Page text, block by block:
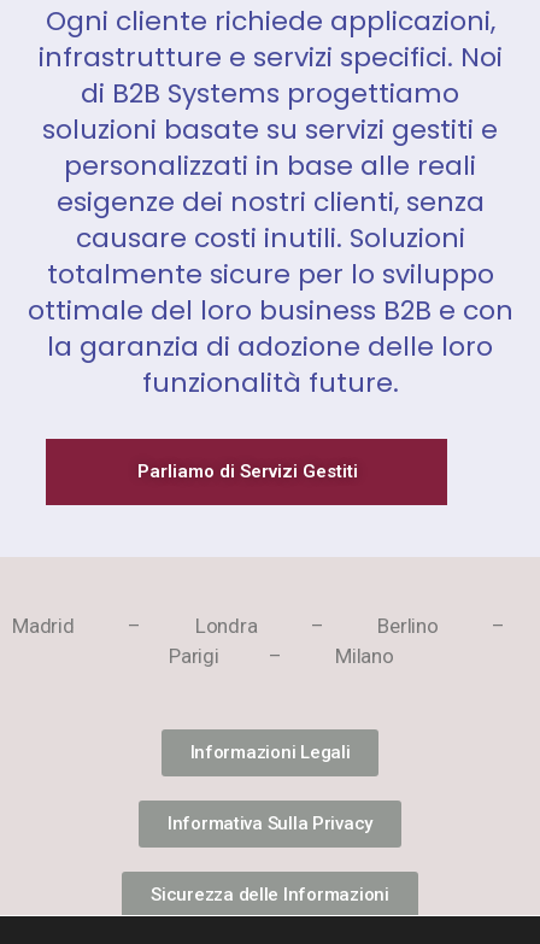
Ogni cliente richiede applicazioni,
infrastrutture e servizi specifici. Noi
di B2B Systems progettiamo
soluzioni basate su servizi gestiti e
personalizzati in base alle reali
esigenze dei nostri clienti, senza
causare costi inutili. Soluzioni
totalmente sicure per lo sviluppo
ottimale del loro business B2B e con
la garanzia di adozione delle loro
funzionalità future.
Parliamo di Servizi Gestiti
Madrid – Londra – Berlino –
Parigi – Milano
Informazioni Legali
Informativa Sulla Privacy
Sicurezza delle Informazioni